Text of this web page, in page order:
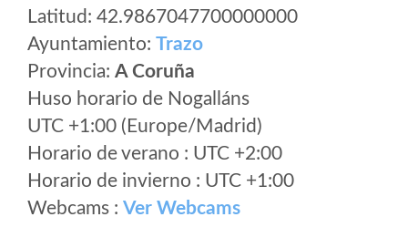
Latitud: 42.9867047700000000
Ayuntamiento: Trazo
Provincia: A Coruña
Huso horario de Nogalláns
UTC +1:00 (Europe/Madrid)
Horario de verano : UTC +2:00
Horario de invierno : UTC +1:00
Webcams : Ver Webcams